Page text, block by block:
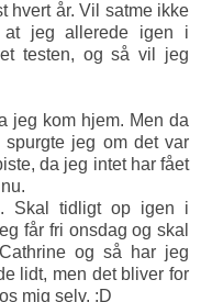
hvert år. Vil satme ikke
jeg allerede igen i
testen, og så vil jeg
jeg kom hjem. Men da
jeg om det var
da jeg intet har fået
Skal tidligt op igen i
får fri onsdag og skal
og så har jeg
lidt, men det bliver for
mig selv. :D